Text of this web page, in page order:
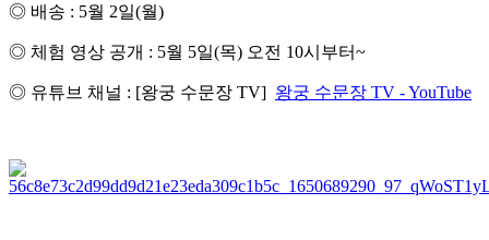
◎ 배송 : 5월 2일(월)
◎ 체험 영상 공개 : 5월 5일(목) 오전 10시부터~
◎ 유튜브 채널 : [왕궁 수문장 TV] 왕궁 수문장 TV - YouTube